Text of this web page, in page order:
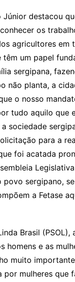
Júnior destacou
os
agricultores em
têm um papel
sergipana,
não planta, a
o nosso
tudo aquilo que
sociedade
para a
foi acatada
povo sergipano,
a Fetase
Brasil (PSOL),
homens e as
muito
por mulheres que